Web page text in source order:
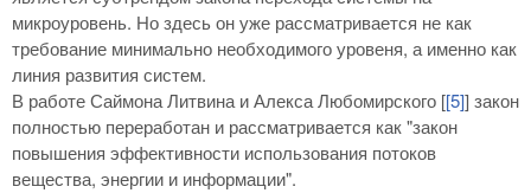
микроуровень. Но здесь он уже рассматривается не как
требование минимально необходимого уровеня, а именно как
линия развития систем.
В работе Саймона Литвина и Алекса Любомирского [[5]] закон
полностью переработан и рассматривается как "закон
повышения эффективности использования потоков
вещества, энергии и информации".